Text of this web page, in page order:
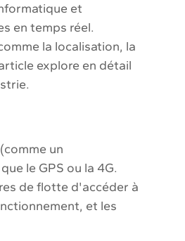
et
en temps réel.
la localisation, la
explore en détail
un
le GPS ou la 4G.
de flotte d'accéder à
et les